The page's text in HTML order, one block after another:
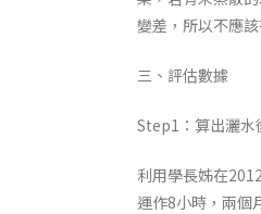
變差，所以不應
三、評估數據
Step1：算出灑水
利用學長姊在
運作8小時，兩個